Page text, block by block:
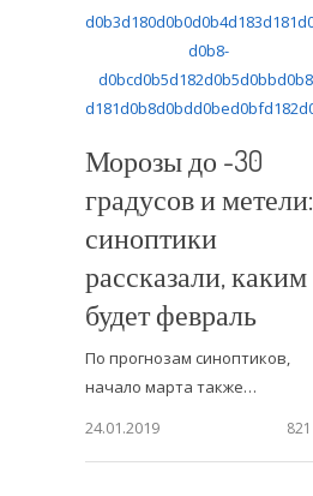
Морозы до -30
градусов и метели:
синоптики
рассказали, каким
будет февраль
По прогнозам синоптиков,
начало марта также…
24.01.2019
821